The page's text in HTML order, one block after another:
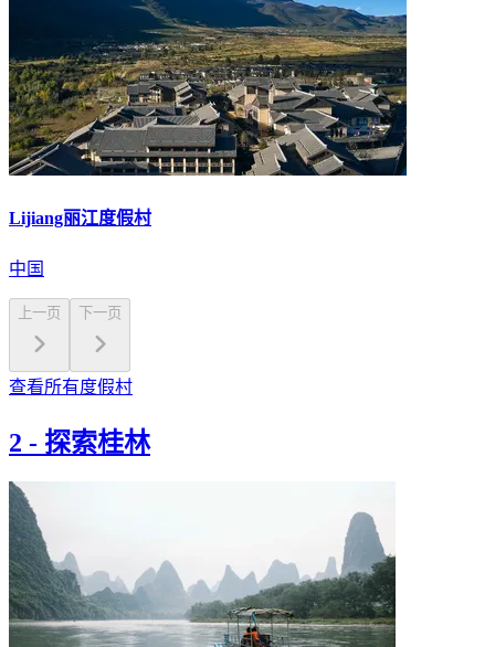
Lijiang丽江度假村
中国
上一页 下一页
查看所有度假村
2 - 探索桂林